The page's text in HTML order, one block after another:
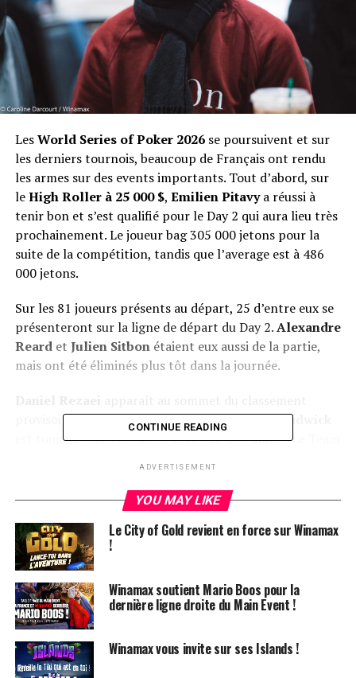
LesWorld Series of Poker 2026se poursuivent et sur
les derniers tournois, beaucoup de Français ont rendu
les armes sur des events importants. Tout d’abord, sur
leHigh Roller à 25 000 $, Emilien Pitavya réussi à
tenir bon et s’est qualifié pour le Day 2 qui aura lieu très
prochainement. Le joueur bag 305 000 jetons pour la
suite de la compétition, tandis que l’average est à 486
000 jetons.
Sur les 81 joueurs présents au départ, 25 d’entre eux se
présenteront sur la ligne de départ du Day 2.Alexandre
Reardet Julien Sitbonétaient eux aussi de la partie,
mais ont été éliminés plus tôt dans la journée.
provisoire avec 1 176 000 jetons, etStephen Chidwick
est toujours dans la course avec 550 000 unités. Le Team
CONTINUE READING
ADVERTISEMENT
YOU MAY LIKE
Le City of Gold revient en force sur Winamax
!
Winamax soutient Mario Boos pour la
dernière ligne droite du Main Event !
Winamax vous invite sur ses Islands !